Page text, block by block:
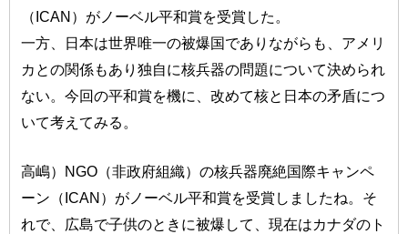
（ICAN）がノーベル平和賞を受賞した。
一方、日本は世界唯一の被爆国でありながらも、アメリ
カとの関係もあり独自に核兵器の問題について決められ
ない。今回の平和賞を機に、改めて核と日本の矛盾につ
いて考えてみる。
高嶋）NGO（非政府組織）の核兵器廃絶国際キャンペ
ーン（ICAN）がノーベル平和賞を受賞しましたね。そ
れで、広島で子供のときに被爆して、現在はカナダのト